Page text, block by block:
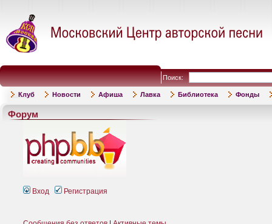
Поиск:
Клуб Новости Афиша Лавка Библиотека Фонды
Форум
Вход Регистрация